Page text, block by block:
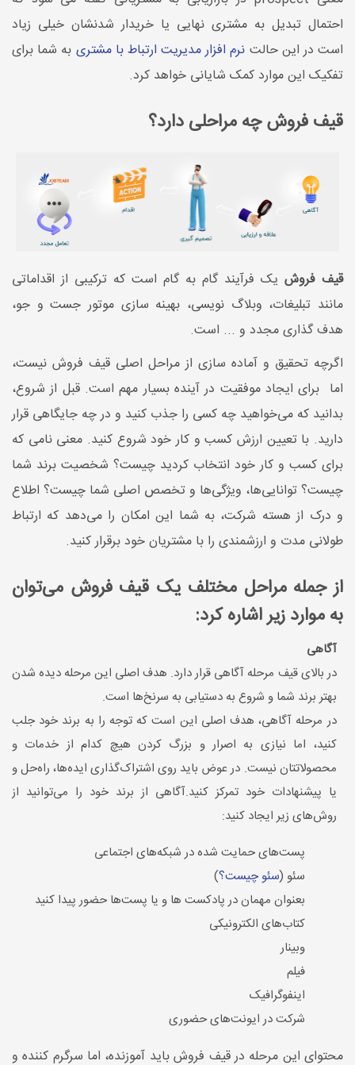
احتمال تبدیل به مشتری نهایی یا خریدار شدنشان خیلی زیاد
است در این حالت نرم افزار مدیریت ارتباط با مشتری به شما برای
تفکیک این موارد کمک شایانی خواهد کرد.
قیف فروش چه مراحلی دارد؟
قیف فروش یک فرآیند گام به گام است که ترکیبی از اقداماتی
مانند تبلیغات، وبلاگ نویسی، بهینه سازی موتور جست و جو،
هدف گذاری مجدد و ... است.
اگرچه تحقیق و آماده سازی از مراحل اصلی قیف فروش نیست،
اما برای ایجاد موفقیت در آینده بسیار مهم است. قبل از شروع،
بدانید که می‌خواهید چه کسی را جذب کنید و در چه جایگاهی قرار
دارید. با تعیین ارزش کسب و کار خود شروع کنید. معنی نامی که
برای کسب و کار خود انتخاب کردید چیست؟ شخصیت برند شما
چیست؟ توانایی‌ها، ویژگی‌ها و تخصص اصلی شما چیست؟ اطلاع
و درک از هسته شرکت، به شما این امکان را می‌دهد که ارتباط
طولانی مدت و ارزشمندی را با مشتریان خود برقرار کنید.
از جمله مراحل مختلف یک قیف فروش می‌توان
به موارد زیر اشاره کرد:
آگاهی
در بالای قیف مرحله آگاهی قرار دارد. هدف اصلی این مرحله دیده شدن
بهتر برند شما و شروع به دستیابی به سرنخ‌ها است.
در مرحله آگاهی، هدف اصلی این است که توجه را به برند خود جلب
کنید، اما نیازی به اصرار و بزرگ کردن هیچ کدام از خدمات و
محصولاتتان نیست. در عوض باید روی اشتراک‌گذاری ایده‌ها، راه‌حل و
یا پیشنهادات خود تمرکز کنید.آگاهی از برند خود را می‌توانید از
روش‌های زیر ایجاد کنید:
پست‌های حمایت شده در شبکه‌های اجتماعی
سئو (سئو چیست؟)
بعنوان مهمان در پادکست ها و یا پست‌ها حضور پیدا کنید
کتاب‌های الکترونیکی
وبینار
فیلم
اینفوگرافیک
شرکت در ایونت‌های حضوری
محتوای این مرحله در قیف فروش باید آموزنده، اما سرگرم کننده و